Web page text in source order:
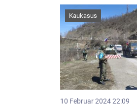
10 Februar 2024 22:09
Kaukasus